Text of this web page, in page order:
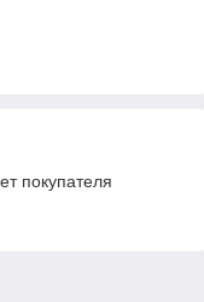
покупателя